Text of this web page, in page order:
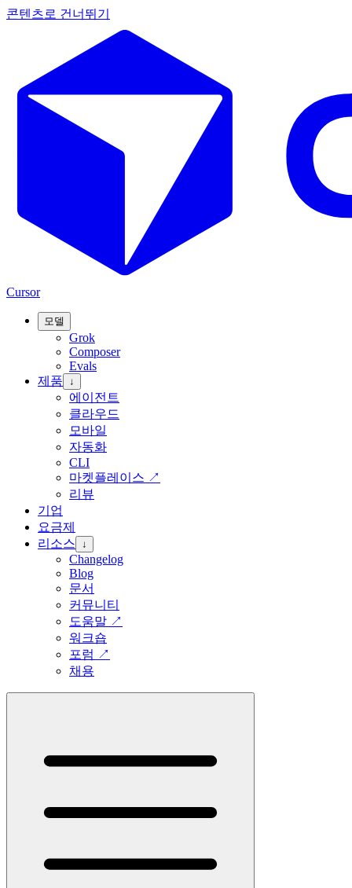
콘텐츠로 건너뛰기
Cursor
모델
Grok
Composer
Evals
제품
↓
에이전트
클라우드
모바일
자동화
CLI
마켓플레이스 ↗
리뷰
기업
요금제
리소스
↓
Changelog
Blog
문서
커뮤니티
도움말 ↗
워크숍
포럼 ↗
채용